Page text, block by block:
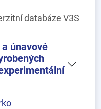
databáze V3S
únavové